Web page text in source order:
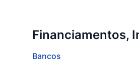
Financiamentos,
Bancos